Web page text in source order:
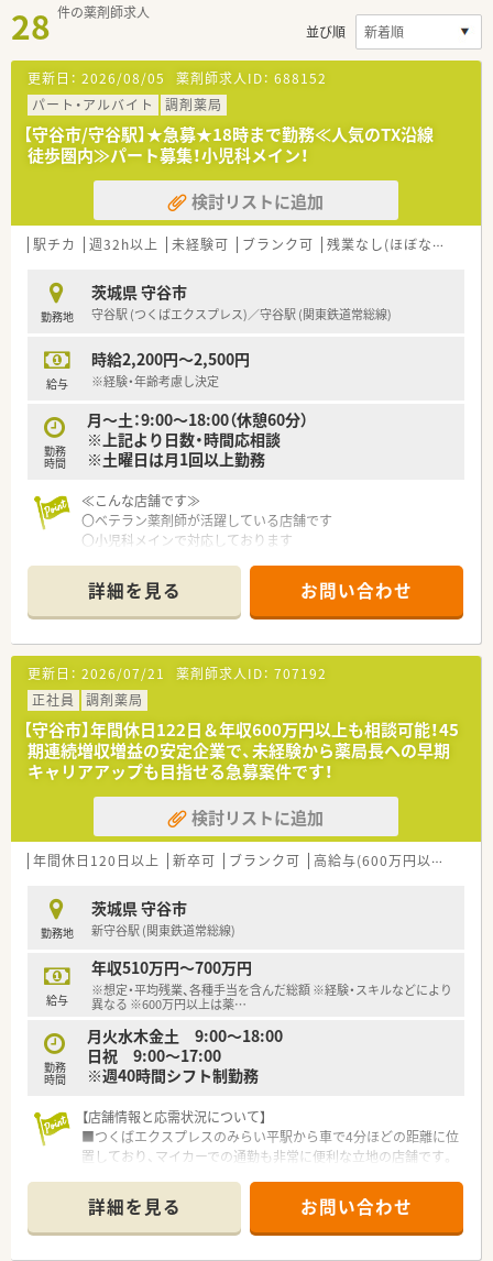
28 件の薬剤師求人
並び順
更新日： 2026/08/05 薬剤師求人ID： 688152
パート・アルバイト
調剤薬局
【守谷市/守谷駅】★急募★18時まで勤務≪人気のTX沿線
徒歩圏内≫パート募集！小児科メイン！
検討リストに追加
駅チカ 週32h以上 未経験可 ブランク可 残業なし(ほぼなし含む)
勤務地
茨城県 守谷市
守谷駅 (つくばエクスプレス)／守谷駅 (関東鉄道常総線)
給与
時給2,200円～2,500円
※経験・年齢考慮し決定
勤務
時間
月～土：9:00～18:00（休憩60分）
※上記より日数・時間応相談
※土曜日は月1回以上勤務
≪こんな店舗です≫
〇ベテラン薬剤師が活躍している店舗です
〇小児科メインで対応しております
〇2018年にオープンした綺麗な薬局
〇近隣にスーパーやコンビニもあります
≪こんな企業です≫
■栃木県・茨城県を中心に12店舗展開している調剤薬局グループ
です。地域のかかりつけ薬局を目指し在宅へも積極的に取り組
んでおります。(無菌調剤室保有)
■薬剤師会の勉強会やe-Learning料金は全額会社負担です。自
身のスキルアップにつながる様、会社としてもサポートしており
ます。
■代表も薬剤師として現場勤務をしており、気軽に相談できる環
境があります。定着率も高く、長期的に就業いただける職場環境
が整っています
詳細を見る お問い合わせ
更新日： 2026/07/21 薬剤師求人ID： 707192
正社員
調剤薬局
【守谷市】年間休日122日＆年収600万円以上も相談可能！45
期連続増収増益の安定企業で、未経験から薬局長への早期
キャリアアップも目指せる急募案件です！
検討リストに追加
年間休日120日以上 新卒可 ブランク可 高給与(600万円以上)
勤務地
茨城県 守谷市
新守谷駅 (関東鉄道常総線)
給与
年収510万円～700万円
※想定・平均残業、各種手当を含んだ総額 ※経験・スキルなどにより
異なる ※600万円以上は薬…
勤務
時間
月火水木金土 9:00～18:00
日祝 9:00～17:00
※週40時間シフト制勤務
【店舗情報と応需状況について】
■つくばエクスプレスのみらい平駅から車で4分ほどの距離に位
置しており、マイカーでの通勤も非常に便利な立地の店舗です。
薬剤師として幅広い知識を習得し、スキルアップできる環境で
す。
■枚数やスタッフ数は非公開ですが、薬剤師の約2倍の事務スタ
ッフを配置し、対人業務に集中できる体制を整えています。
詳細を見る お問い合わせ